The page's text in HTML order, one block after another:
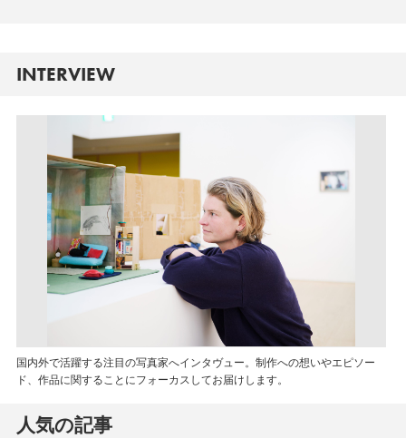
INTERVIEW
国内外で活躍する注目の写真家へインタヴュー。制作への想いやエピソー
ド、作品に関することにフォーカスしてお届けします。
人気の記事